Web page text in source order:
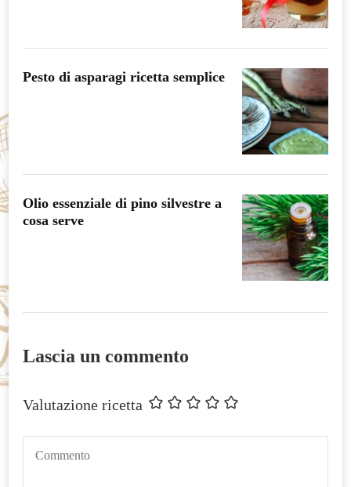
Pesto di asparagi ricetta semplice
Olio essenziale di pino silvestre a
cosa serve
Lascia un commento
Valutazione ricetta